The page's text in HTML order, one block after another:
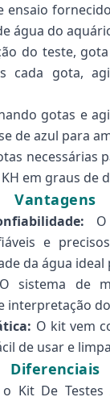
ensaio
água do
do teste,
cada gota,
gotas e
de azul para
necessárias
em graus de
Vantagens
O
e
da água ideal
O sistema de
interpretação
O kit vem
de usar e
Diferenciais
Kit De